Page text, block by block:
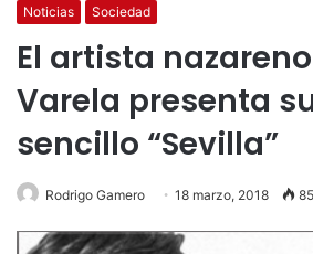
Noticias Sociedad
El artista
Varela presenta
sencillo “Sevilla”
Rodrigo Gamero 18 marzo, 2018 85